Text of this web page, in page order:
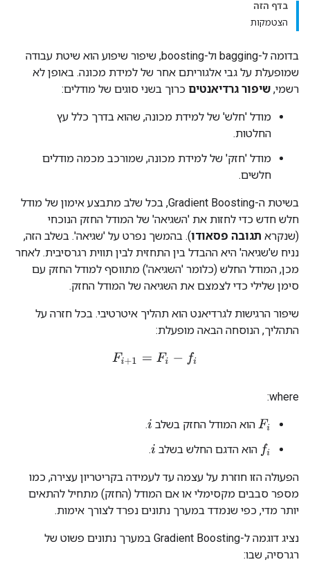
בדף הזה
הצטמקות
בדומה ל-bagging ול-boosting, שיפור שיפוע הוא שיטת עבודה
שמופעלת על גבי אלגוריתם אחר של למידת מכונה. באופן לא
רשמי, שיפור גרדיאנטים כרוך בשני סוגים של מודלים:
מודל 'חלש' של למידת מכונה, שהוא בדרך כלל עץ
החלטות.
מודל 'חזק' של למידת מכונה, שמורכב מכמה מודלים
חלשים.
בשיטת ה-Gradient Boosting, בכל שלב מתבצע אימון של מודל
חלש חדש כדי לחזות את 'השגיאה' של המודל החזק הנוכחי
(שנקרא תגובה פסאודו). בהמשך נפרט על 'שגיאה'. בשלב הזה,
נניח ש'שגיאה' היא ההבדל בין התחזית לבין תווית רגרסיבית. לאחר
מכן, המודל החלש (כלומר 'השגיאה') מתווסף למודל החזק עם
סימן שלילי כדי לצמצם את השגיאה של המודל החזק.
שיפור הרגישות לגרדיאנט הוא תהליך איטרטיבי. בכל חזרה על
התהליך, הנוסחה הבאה מופעלת:
F +1 =Fi− f
where:
Fi הוא המודל החזק בשלב i
.
f הוא הדגם החלש בשלב i
.
הפעולה הזו חוזרת על עצמה עד לעמידה בקריטריון עצירה, כמו
מספר סבבים מקסימלי או אם המודל (החזק) מתחיל להתאים
יותר מדי, כפי שנמדד במערך נתונים נפרד לצורך אימות.
נציג דוגמה ל-Gradient Boosting במערך נתונים פשוט של
רגרסיה, שבו: